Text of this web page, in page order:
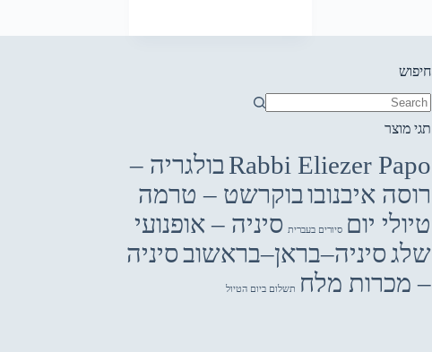
חיפוש
results
תגי מוצר
Rabbi Eliezer Papoבולגריה –
רוסה איבנובובוקרשט – טרמה
טיולי יום סיורים בעברית סיניה – אופנועי
שלגסיניה–בראן–בראשובסיניה
– מכרות מלח
תשלום ביום הטיול